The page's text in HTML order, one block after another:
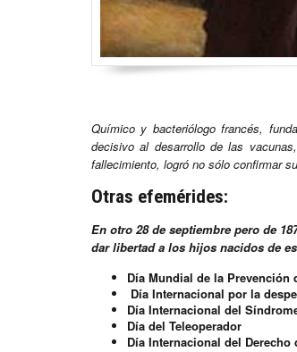
Químico y bacteriólogo francés,
decisivo al desarrollo de las
fallecimiento, logró no sólo confirmar
Otras efemérides:
En otro 28 de septiembre pero de
dar libertad a los hijos nacidos de
Día Mundial de la Prevención
Día Internacional por la
Día Internacional del
Día del Teleoperador
Día Internacional del